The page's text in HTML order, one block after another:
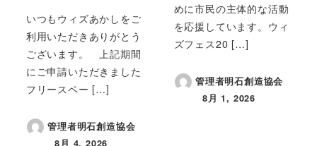
いつもウィズあかしをご
利用いただきありがとう
ございます。 上記期間
にご申請いただきました
フリースペー […]
管理者明石創造協会
8月 4, 2026
めに市民の主体的な活動
を応援しています。ウィ
ズフェス20 […]
管理者明石創造協会
投稿日
8月 1, 2026